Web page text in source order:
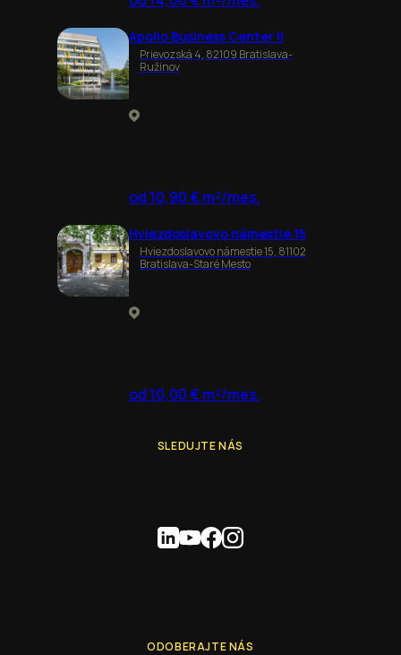
Apollo Business Center II
Prievozská 4, 82109 Bratislava-
Ružinov
od 10,90 € m²/mes.
Hviezdoslavovo námestie 15
Hviezdoslavovo námestie 15, 81102
Bratislava-Staré Mesto
od 10,00 € m²/mes.
SLEDUJTE NÁS
ODOBERAJTE NÁS